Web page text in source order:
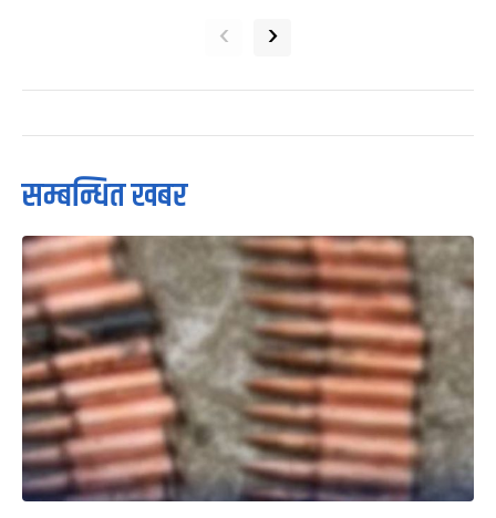
‹ ›
सम्बन्धित खबर